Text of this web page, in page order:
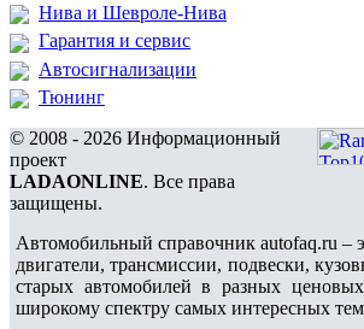
Нива и Шевроле-Нива
Гарантия и сервис
Автосигнализации
Тюнинг
© 2008 - 2026 Информационный
проект
LADAONLINE. Все права
защищены.
Автомобильный справочник autofaq.ru –
двигатели, трансмиссии, подвески,
старых автомобилей в разных
широкому спектру самых интересных